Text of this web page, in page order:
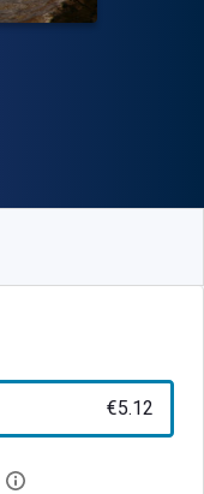
€5.12
Open digital license